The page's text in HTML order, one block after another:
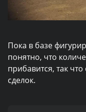
Пока в базе
понятно, что
прибавится, так
сделок.